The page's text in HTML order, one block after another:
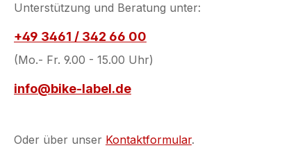
kratz- und wasserfest
sowie benzinfest – nur
perfekt. Größe:8 Stück
klein je ca. 60 mm x 10
mm4 Stück groß je ca.
Mögliche optische
Makel: Feine
Unterstützung und Beratung unter:
+49 3461 / 342 66 00
(Mo.- Fr. 9.00 - 15.00 Uhr)
info@bike-label.de
Oder über unser Kontaktformular.